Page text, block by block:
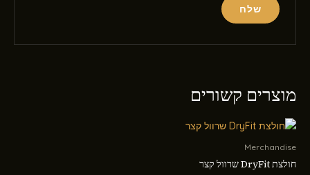
מוצרים קשורים
Merchandise
חולצת DryFit שרוול קצר